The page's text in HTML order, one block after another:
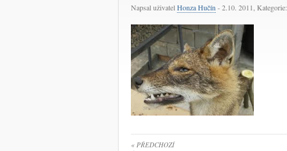
Napsal uživatel Honza Hučín - 2.10. 2011, Kategorie:
« PŘEDCHOZÍ